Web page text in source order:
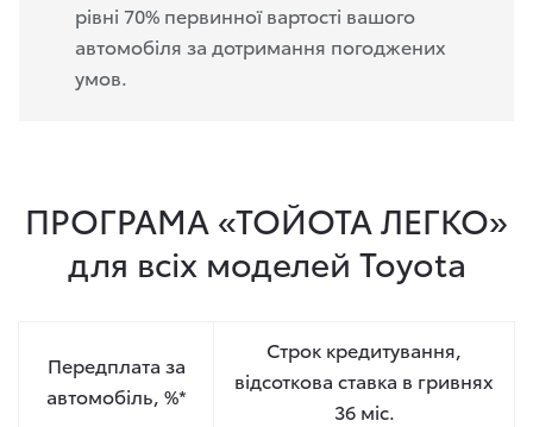
рівні 70% первинної вартості вашого
автомобіля за дотримання погоджених
умов.
ПРОГРАМА «ТОЙОТА ЛЕГКО»
для всіх моделей Toyota
Передплата за
автомобіль, %*
Строк кредитування,
відсоткова ставка в гривнях
36 міс.